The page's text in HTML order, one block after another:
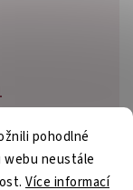
pohodlné
webu neustále
Více informací